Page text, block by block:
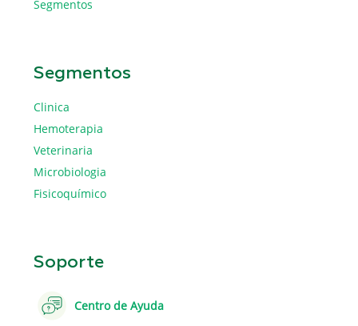
Segmentos
Segmentos
Clinica
Hemoterapia
Veterinaria
Microbiologia
Fisicoquímico
Soporte
Centro de Ayuda